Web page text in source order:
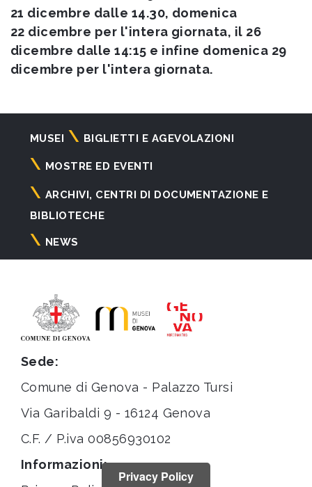
21 dicembre dalle 14.30, domenica
22 dicembre per l'intera giornata, il 26
dicembre dalle 14:15 e infine domenica 29
dicembre per l'intera giornata.
Navigazione
principale
MUSEI BIGLIETTI E AGEVOLAZIONI
MOSTRE ED EVENTI
ARCHIVI, CENTRI DI DOCUMENTAZIONE E
BIBLIOTECHE
NEWS
Sede:
Comune di Genova - Palazzo Tursi
Via Garibaldi 9 - 16124 Genova
C.F. / P.iva 00856930102
Informazioni:
Privacy Policy